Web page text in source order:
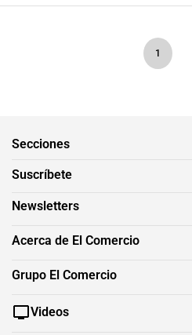
1
Secciones
Suscríbete
Newsletters
Acerca de El Comercio
Grupo El Comercio
Videos